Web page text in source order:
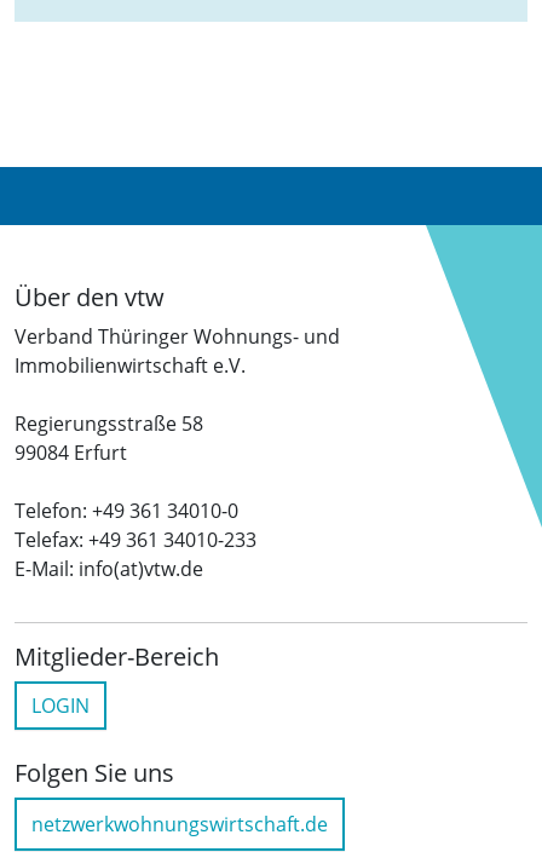
Über den vtw
Verband Thüringer Wohnungs- und
Immobilienwirtschaft e.V.
Regierungsstraße 58
99084 Erfurt
Telefon: +49 361 34010-0
Telefax: +49 361 34010-233
E-Mail: info(at)vtw.de
Mitglieder-Bereich
LOGIN
Folgen Sie uns
netzwerkwohnungswirtschaft.de